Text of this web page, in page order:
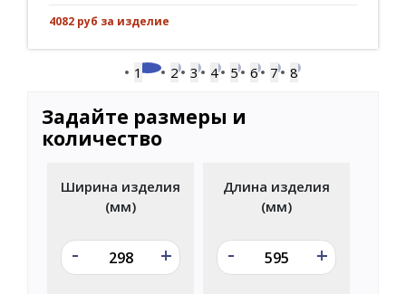
4082 руб за изделие
1 2 3 4 5 6 7 8
Задайте размеры и
количество
Ширина изделия
(мм)
- +
Длина изделия
(мм)
- +